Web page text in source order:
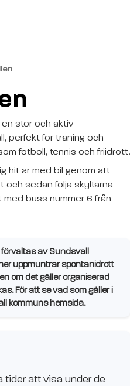
stor och aktiv
perfekt för träning och
fotboll, tennis och friidrott.
hit är med bil genom att
och sedan följa skyltarna
buss nummer 6 från
av Sundsvall
uppmuntrar spontanidrott
om det gäller organiserad
För att se vad som gäller i
kommuns hemsida.
tider att visa under de